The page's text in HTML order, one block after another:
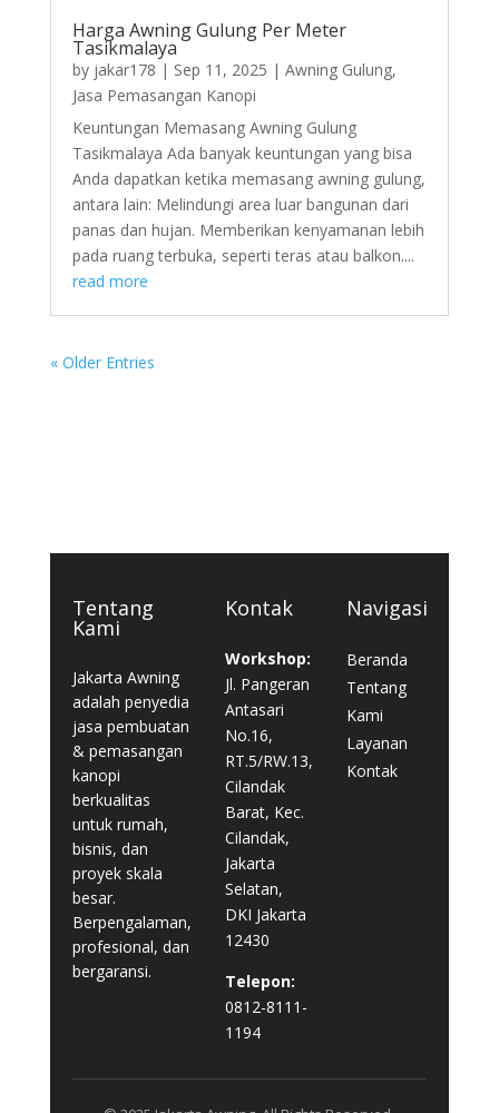
Harga Awning Gulung Per Meter
Tasikmalaya
by jakar178 | Sep 11, 2025 | Awning Gulung,
Jasa Pemasangan Kanopi
Keuntungan Memasang Awning Gulung
Tasikmalaya Ada banyak keuntungan yang bisa
Anda dapatkan ketika memasang awning gulung,
antara lain: Melindungi area luar bangunan dari
panas dan hujan. Memberikan kenyamanan lebih
pada ruang terbuka, seperti teras atau balkon....
read more
« Older Entries
Tentang
Kami
Jakarta Awning
adalah penyedia
jasa pembuatan
& pemasangan
kanopi
berkualitas
untuk rumah,
bisnis, dan
proyek skala
besar.
Berpengalaman,
profesional, dan
bergaransi.
Kontak
Workshop:
Jl. Pangeran
Antasari
No.16,
RT.5/RW.13,
Cilandak
Barat, Kec.
Cilandak,
Jakarta
Selatan,
DKI Jakarta
12430
Telepon:
0812-8111-
1194
Navigasi
Beranda
Tentang
Kami
Layanan
Kontak